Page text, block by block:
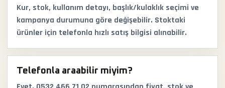
Kur, stok, kullanım detayı, başlık/kulaklık seçimi ve
kampanya durumuna göre değişebilir. Stoktaki
ürünler için telefonla hızlı satış bilgisi alınabilir.
Telefonla araabilir miyim?